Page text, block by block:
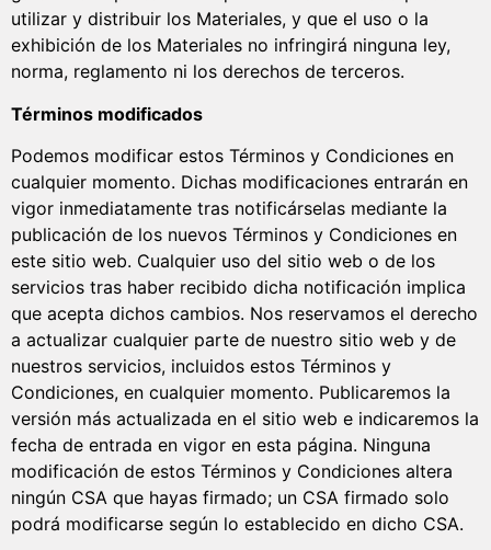
utilizar y distribuir los Materiales, y que el uso o la
exhibición de los Materiales no infringirá ninguna ley,
norma, reglamento ni los derechos de terceros.
Términos modificados
Podemos modificar estos Términos y Condiciones en
cualquier momento. Dichas modificaciones entrarán en
vigor inmediatamente tras notificárselas mediante la
publicación de los nuevos Términos y Condiciones en
este sitio web. Cualquier uso del sitio web o de los
servicios tras haber recibido dicha notificación implica
que acepta dichos cambios. Nos reservamos el derecho
a actualizar cualquier parte de nuestro sitio web y de
nuestros servicios, incluidos estos Términos y
Condiciones, en cualquier momento. Publicaremos la
versión más actualizada en el sitio web e indicaremos la
fecha de entrada en vigor en esta página. Ninguna
modificación de estos Términos y Condiciones altera
ningún CSA que hayas firmado; un CSA firmado solo
podrá modificarse según lo establecido en dicho CSA.